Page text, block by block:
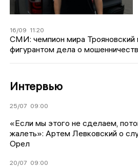
16/09 11:20
СМИ: чемпион мира Трояновский
фигурантом дела о
Интервью
25/07 09:00
«Если мы этого не сделаем,
жалеть»: Артем Левковский о
Орел
20/07 09:00